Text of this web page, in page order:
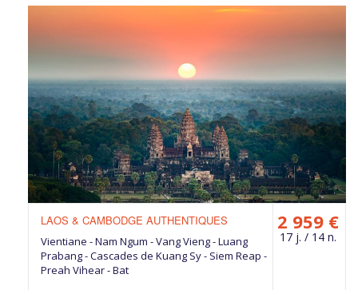
2 959 €
17 j. / 14 n.
LAOS & CAMBODGE AUTHENTIQUES
Vientiane - Nam Ngum - Vang Vieng - Luang
Prabang - Cascades de Kuang Sy - Siem Reap -
Preah Vihear - Bat